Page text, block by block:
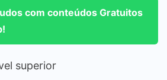
com conteúdos Gratuitos
superior